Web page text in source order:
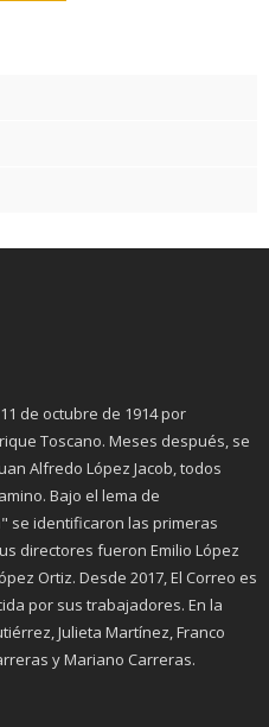
de octubre de 1914 por
Toscano. Meses después, se
Alfredo López Jacob, todos
Bajo el lema de
se identificaron las primeras
directores fueron Emilio López
Ortiz. Desde 2017, El Correo es
por sus trabajadores. En la
Julieta Martínez, Franco
y Mariano Carreras.